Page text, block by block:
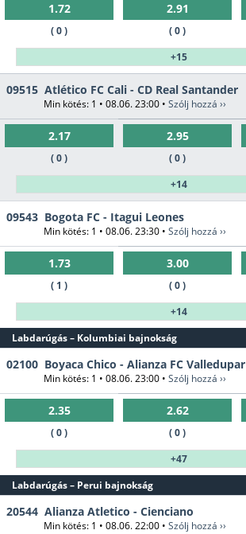
1.72
( 0 )
2.91
( 0 )
+15
09515 Atlético FC Cali - CD Real Santander
Min kötés: 1 • 08.06. 23:00 • Szólj hozzá ››
2.17
( 0 )
2.95
( 0 )
+14
09543 Bogota FC - Itagui Leones
Min kötés: 1 • 08.06. 23:30 • Szólj hozzá ››
1.73
( 1 )
3.00
( 0 )
+14
Labdarúgás – Kolumbiai bajnokság
02100 Boyaca Chico - Alianza FC Valledupar
Min kötés: 1 • 08.06. 23:00 • Szólj hozzá ››
2.35
( 0 )
2.62
( 0 )
+47
Labdarúgás – Perui bajnokság
20544 Alianza Atletico - Cienciano
Min kötés: 1 • 08.06. 22:00 • Szólj hozzá ››